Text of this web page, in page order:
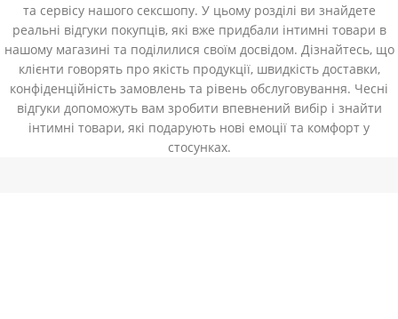
та сервісу нашого сексшопу. У цьому розділі ви знайдете
реальні відгуки покупців, які вже придбали інтимні товари в
нашому магазині та поділилися своїм досвідом. Дізнайтесь, що
клієнти говорять про якість продукції, швидкість доставки,
конфіденційність замовлень та рівень обслуговування. Чесні
відгуки допоможуть вам зробити впевнений вибір і знайти
інтимні товари, які подарують нові емоції та комфорт у
стосунках.